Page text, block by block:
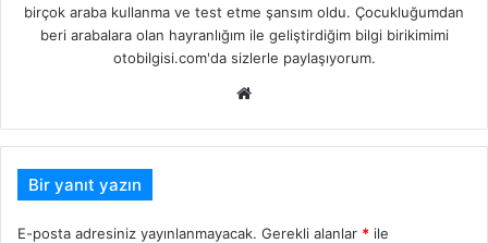
birçok araba kullanma ve test etme şansım oldu. Çocukluğumdan
beri arabalara olan hayranlığım ile geliştirdiğim bilgi birikimimi
otobilgisi.com'da sizlerle paylaşıyorum.
Web
Bir yanıt yazın
E-posta adresiniz yayınlanmayacak. Gerekli alanlar * ile